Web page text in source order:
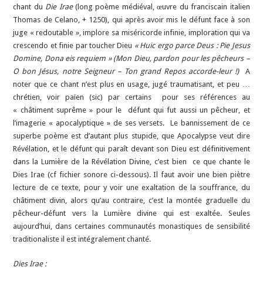
chant du Die Irae(long poème médiéval, œuvre du franciscain italien
Thomas de Celano, + 1250), qui après avoir mis le défunt face à son
juge « redoutable », implore sa miséricorde infinie, imploration qui va
crescendo et finie par toucher Dieu « Huic ergo parce Deus : Pie Jesus
Domine, Dona eis requiem » (Mon Dieu, pardon pour les pêcheurs –
O bon Jésus, notre Seigneur – Ton grand Repos accorde-leur !)A
noter que ce chant n’est plus en usage, jugé traumatisant, et peu …
chrétien, voir païen (sic) par certains pour ses références au
« châtiment suprême » pour le défunt qui fut aussi un pêcheur, et
l’imagerie « apocalyptique » de ses versets. Le bannissement de ce
superbe poème est d’autant plus stupide, que Apocalypse veut dire
Révélation, et le défunt qui paraît devant son Dieu est définitivement
dans la Lumière de la Révélation Divine, c’est bien ce que chante le
Dies Irae (cf fichier sonore ci-dessous). Il faut avoir une bien piètre
lecture de ce texte, pour y voir une exaltation de la souffrance, du
châtiment divin, alors qu’au contraire, c’est la montée graduelle du
pêcheur-défunt vers la Lumière divine qui est exaltée. Seules
aujourd’hui, dans certaines communautés monastiques de sensibilité
traditionaliste il est intégralement chanté.
Dies Irae :